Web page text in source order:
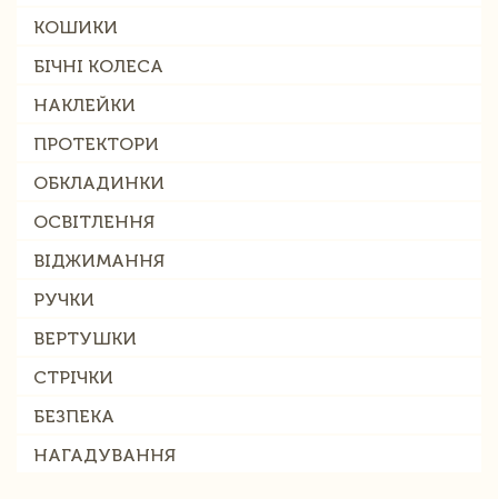
КОШИКИ
БІЧНІ КОЛЕСА
НАКЛЕЙКИ
ПРОТЕКТОРИ
ОБКЛАДИНКИ
ОСВІТЛЕННЯ
ВІДЖИМАННЯ
РУЧКИ
ВЕРТУШКИ
СТРІЧКИ
БЕЗПЕКА
НАГАДУВАННЯ